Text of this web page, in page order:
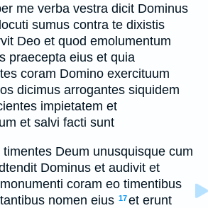
me verba vestra dicit Dominus
sumus contra te dixistis
Deo et quod emolumentum
praecepta eius et quia
coram Domino exercituum
dicimus arrogantes siquidem
impietatem et
et salvi facti sunt
Deum unusquisque cum
Dominus et audivit et
coram eo timentibus
nomen eius 17et erunt